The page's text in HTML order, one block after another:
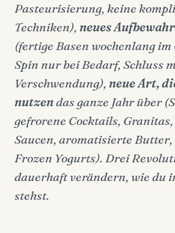
Pasteurisierung, keine
Techniken), neues
(fertige Basen wochenlang
Spin nur bei Bedarf, Schluss
Verschwendung), neue Art,
nutzendas ganze Jahr über
gefrorene Cocktails,
Saucen, aromatisierte
Frozen Yogurts). Drei
dauerhaft verändern, wie du
stehst.